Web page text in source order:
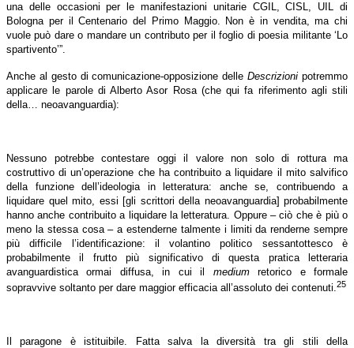
una delle occasioni per le manifestazioni unitarie CGIL, CISL, UIL di
Bologna per il Centenario del Primo Maggio. Non è in vendita, ma chi
vuole può dare o mandare un contributo per il foglio di poesia militante ‘Lo
spartivento’”.
Anche al gesto di comunicazione-opposizione delleDescrizionipotremmo
applicare le parole di Alberto Asor Rosa (che qui fa riferimento agli stili
della… neoavanguardia):
Nessuno potrebbe contestare oggi il valore non solo di rottura ma
costruttivo di un’operazione che ha contribuito a liquidare il mito salvifico
della funzione dell’ideologia in letteratura: anche se, contribuendo a
liquidare quel mito, essi [gli scrittori della neoavanguardia] probabilmente
hanno anche contribuito a liquidare la letteratura. Oppure – ciò che è più o
meno la stessa cosa – a estenderne talmente i limiti da renderne sempre
più difficile l’identificazione: il volantino politico sessantottesco è
probabilmente il frutto più significativo di questa pratica letteraria
avanguardistica ormai diffusa, in cui il mediumretorico e formale
sopravvive soltanto per dare maggior efficacia all’assoluto dei contenuti. 25
Il paragone è istituibile. Fatta salva la diversità tra gli stili della